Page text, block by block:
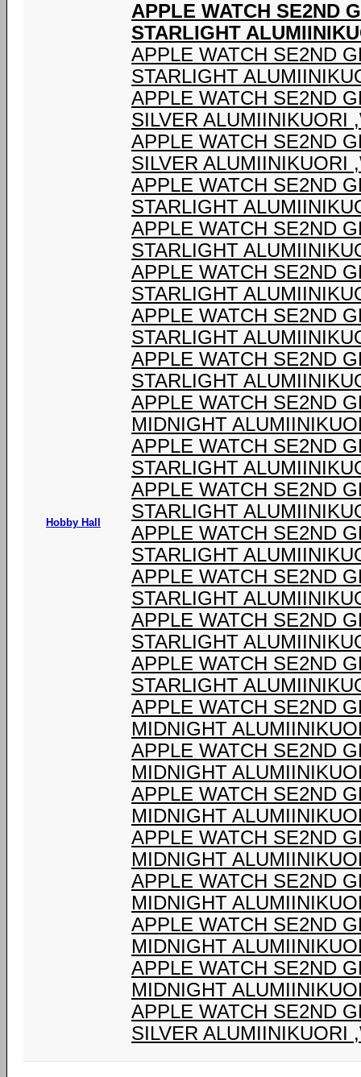
Hobby Hall
APPLE WATCH SE2ND
STARLIGHT
APPLE WATCH SE2ND
STARLIGHT
APPLE WATCH SE2ND
SILVER ALUMIINIKUORI
APPLE WATCH SE2ND
SILVER ALUMIINIKUORI
APPLE WATCH SE2ND
STARLIGHT
APPLE WATCH SE2ND
STARLIGHT
APPLE WATCH SE2ND
STARLIGHT
APPLE WATCH SE2ND
STARLIGHT
APPLE WATCH SE2ND
STARLIGHT
APPLE WATCH SE2ND
MIDNIGHT
APPLE WATCH SE2ND
STARLIGHT
APPLE WATCH SE2ND
STARLIGHT
APPLE WATCH SE2ND
STARLIGHT
APPLE WATCH SE2ND
STARLIGHT
APPLE WATCH SE2ND
STARLIGHT
APPLE WATCH SE2ND
STARLIGHT
APPLE WATCH SE2ND
MIDNIGHT
APPLE WATCH SE2ND
MIDNIGHT
APPLE WATCH SE2ND
MIDNIGHT
APPLE WATCH SE2ND
MIDNIGHT
APPLE WATCH SE2ND
MIDNIGHT
APPLE WATCH SE2ND
MIDNIGHT
APPLE WATCH SE2ND
MIDNIGHT
APPLE WATCH SE2ND
SILVER ALUMIINIKUORI